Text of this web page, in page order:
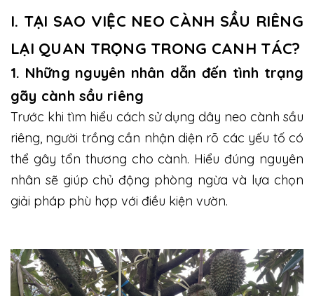
I. TẠI SAO VIỆC NEO CÀNH SẦU RIÊNG
LẠI QUAN TRỌNG TRONG CANH TÁC?
1. Những nguyên nhân dẫn đến tình trạng
gãy cành sầu riêng
Trước khi tìm hiểu cách sử dụng dây neo cành sầu
riêng, người trồng cần nhận diện rõ các yếu tố có
thể gây tổn thương cho cành. Hiểu đúng nguyên
nhân sẽ giúp chủ động phòng ngừa và lựa chọn
giải pháp phù hợp với điều kiện vườn.